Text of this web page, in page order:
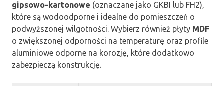
gipsowo-kartonowe (oznaczane jako GKBI lub FH2),
które są wodoodporne i idealne do pomieszczeń o
podwyższonej wilgotności. Wybierz również płyty MDF
o zwiększonej odporności na temperaturę oraz profile
aluminiowe odporne na korozję, które dodatkowo
zabezpieczą konstrukcję.